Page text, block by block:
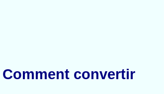
Comment convertir